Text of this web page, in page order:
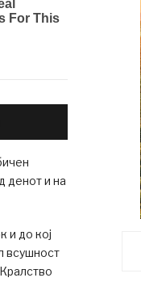
денот и на
и до кој
всушност